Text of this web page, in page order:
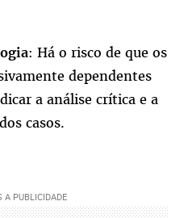
: Há o risco de que os
dependentes
a análise crítica e a
casos.